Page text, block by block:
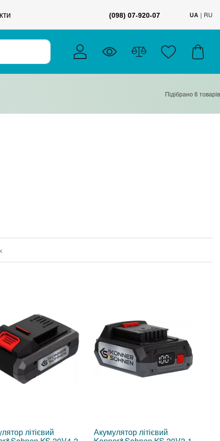
(098) 07-920-07 UA RU
Підібрано 6 товарів
літієвий Акумулятор літієвий